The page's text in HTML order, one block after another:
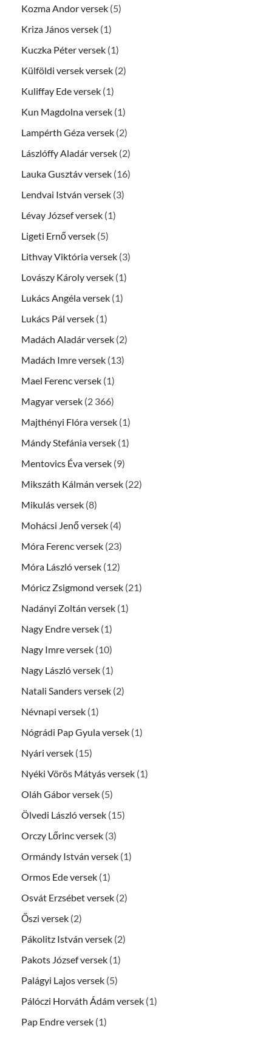
Kozma Andor versek (5)
Kriza János versek (1)
Kuczka Péter versek (1)
Külföldi versek versek (2)
Kuliffay Ede versek (1)
Kun Magdolna versek (1)
Lampérth Géza versek (2)
Lászlóffy Aladár versek (2)
Lauka Gusztáv versek (16)
Lendvai István versek (3)
Lévay József versek (1)
Ligeti Ernő versek (5)
Lithvay Viktória versek (3)
Lovászy Károly versek (1)
Lukács Angéla versek (1)
Lukács Pál versek (1)
Madách Aladár versek (2)
Madách Imre versek (13)
Mael Ferenc versek (1)
Magyar versek (2 366)
Majthényi Flóra versek (1)
Mándy Stefánia versek (1)
Mentovics Éva versek (9)
Mikszáth Kálmán versek (22)
Mikulás versek (8)
Mohácsi Jenő versek (4)
Móra Ferenc versek (23)
Móra László versek (12)
Móricz Zsigmond versek (21)
Nadányi Zoltán versek (1)
Nagy Endre versek (1)
Nagy Imre versek (10)
Nagy László versek (1)
Natali Sanders versek (2)
Névnapi versek (1)
Nógrádi Pap Gyula versek (1)
Nyári versek (15)
Nyéki Vörös Mátyás versek (1)
Oláh Gábor versek (5)
Ölvedi László versek (15)
Orczy Lőrinc versek (3)
Ormándy István versek (1)
Ormos Ede versek (1)
Osvát Erzsébet versek (2)
Őszi versek (2)
Pákolitz István versek (2)
Pakots József versek (1)
Palágyi Lajos versek (5)
Pálóczi Horváth Ádám versek (1)
Pap Endre versek (1)